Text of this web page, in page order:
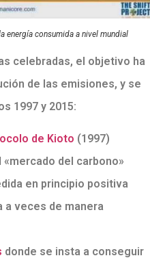
energía consumida a nivel mundial
celebradas, el objetivo ha
de las emisiones, y se
1997 y 2015:
de Kioto (1997)
del carbono»
en principio positiva
a veces de manera
donde se insta a conseguir